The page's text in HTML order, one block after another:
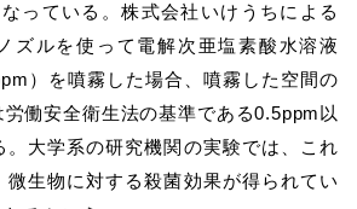
っている。株式会社いけうちによる
ズルを使って電解次亜塩素酸水溶液
）を噴霧した場合、噴霧した空間の
働安全衛生法の基準である0.5ppm以
。大学系の研究機関の実験では、これ
微生物に対する殺菌効果が得られてい